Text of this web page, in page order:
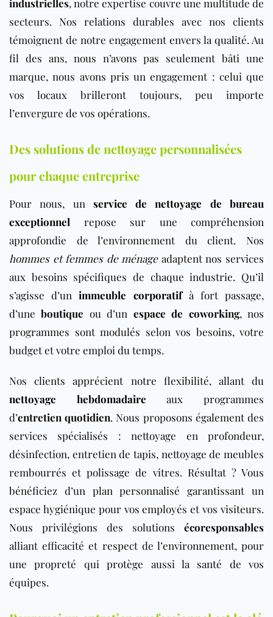
industrielles, notre expertise couvre une multitude de
secteurs. Nos relations durables avec nos clients
témoignent de notre engagement envers la qualité. Au
fil des ans, nous n’avons pas seulement bâti une
marque, nous avons pris un engagement : celui que
vos locaux brilleront toujours, peu importe
l’envergure de vos opérations.
Des solutions de nettoyage personnalisées
pour chaque entreprise
Pour nous, un service de nettoyage de bureau
exceptionnel repose sur une compréhension
approfondie de l’environnement du client. Nos
hommes et femmes de ménageadaptent nos services
aux besoins spécifiques de chaque industrie. Qu’il
s’agisse d’unimmeuble corporatifà fort passage,
d’uneboutique ou d’un espace de coworking, nos
programmes sont modulés selon vos besoins, votre
budget et votre emploi du temps.
Nos clients apprécient notre flexibilité, allant du
nettoyage hebdomadaire aux programmes
d’entretien quotidien. Nous proposons également des
services spécialisés : nettoyage en profondeur,
désinfection, entretien de tapis, nettoyage de meubles
rembourrés et polissage de vitres. Résultat ? Vous
bénéficiez d’un plan personnalisé garantissant un
espace hygiénique pour vos employés et vos visiteurs.
Nous privilégions des solutions écoresponsables
alliant efficacité et respect de l’environnement, pour
une propreté qui protège aussi la santé de vos
équipes.